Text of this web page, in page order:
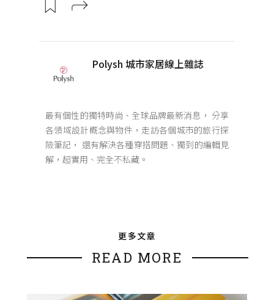
Polysh 城市家居線上雜誌
最有個性的獨特時尚、全球品牌最新消息， 分享
各領域設計概念與物件，走訪各個城市的旅行探
險筆記， 還有解決各種穿搭問題、獨到的編輯見
解，超實用、完全不私藏。
更多文章
READ MORE